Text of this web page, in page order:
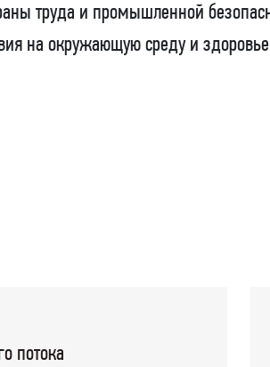
труда и промышленной
на окружающую среду и
потока